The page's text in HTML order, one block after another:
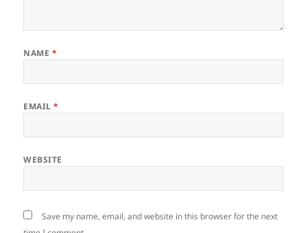
NAME *
EMAIL*
WEBSITE
Save my name, email, and website in this browser for the next